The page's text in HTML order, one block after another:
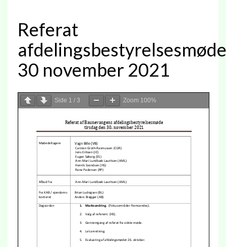
Referat
afdelingsbestyrelsesmøde
30 november 2021
Side 1 / 3 Zoom 100%